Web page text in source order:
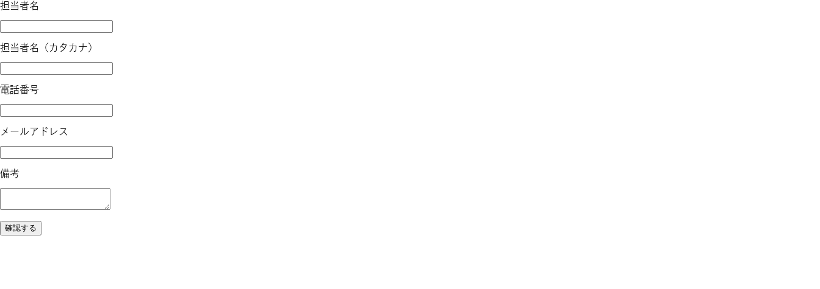
担当者名
担当者名（カタカナ）
電話番号
メールアドレス
備考